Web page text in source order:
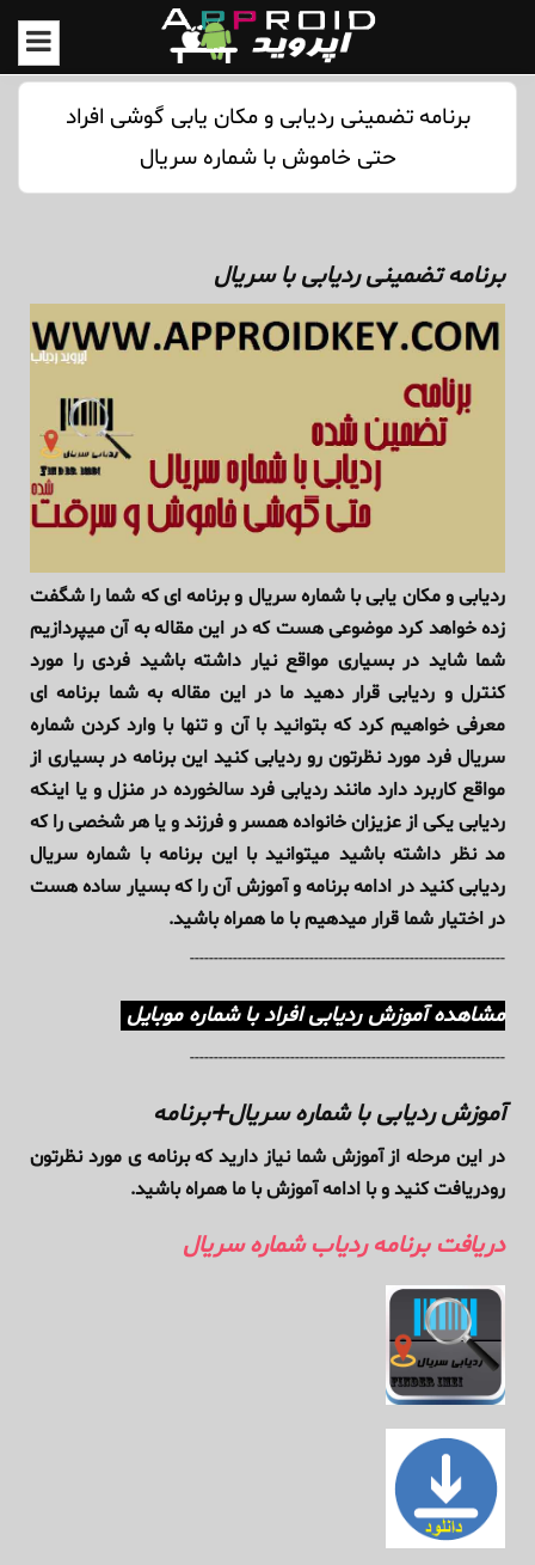
برنامه تضمینی ردیابی و مکان یابی گوشی افراد
حتی خاموش با شماره سریال
برنامه تضمینی ردیابی با سریال
ردیابی و مکان یابی با شماره سریال و برنامه ای که شما را شگفت
زده خواهد کرد موضوعی هست که در این مقاله به آن میپردازیم
شما شاید در بسیاری مواقع نیار داشته باشید فردی را مورد
کنترل و ردیابی قرار دهید ما در این مقاله به شما برنامه ای
معرفی خواهیم کرد که بتوانید با آن و تنها با وارد کردن شماره
سریال فرد مورد نظرتون رو ردیابی کنید این برنامه در بسیاری از
مواقع کاربرد دارد مانند ردیابی فرد سالخورده در منزل و یا اینکه
ردیابی یکی از عزیزان خانواده همسر و فرزند و یا هر شخصی را که
مد نظر داشته باشید میتوانید با این برنامه با شماره سریال
ردیابی کنید در ادامه برنامه و آموزش آن را که بسیار ساده هست
در اختیار شما قرار میدهیم با ما همراه باشید.
------------------------------------------------------------------
مشاهده آموزش ردیابی افراد با شماره موبایل
------------------------------------------------------------------
آموزش ردیابی با شماره سریال➕برنامه
در این مرحله از آموزش شما نیاز دارید که برنامه ی مورد نظرتون
رودریافت کنید و با ادامه آموزش با ما همراه باشید.
دریافت برنامه ردیاب شماره سریال